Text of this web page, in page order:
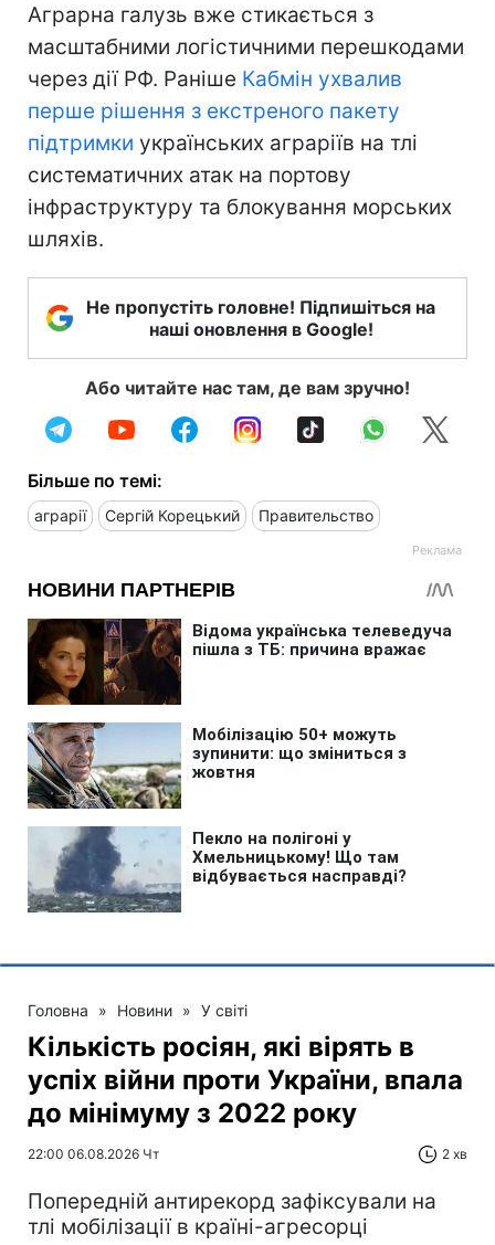
Аграрна галузь вже стикається з
масштабними логістичними перешкодами
через дії РФ. Раніше Кабмін ухвалив
перше рішення з екстреного пакету
підтримки українських аграріїв на тлі
систематичних атак на портову
інфраструктуру та блокування морських
шляхів.
Не пропустіть головне! Підпишіться на
наші оновлення в Google!
Або читайте нас там, де вам зручно!
Більше по темі:
аграрії Сергій Корецький Правительство
Головна » Новини » У світі
Кількість росіян, які вірять в
успіх війни проти України, впала
до мінімуму з 2022 року
22:00 06.08.2026 Чт 2 хв
Попередній антирекорд зафіксували на
тлі мобілізації в країні-агресорці